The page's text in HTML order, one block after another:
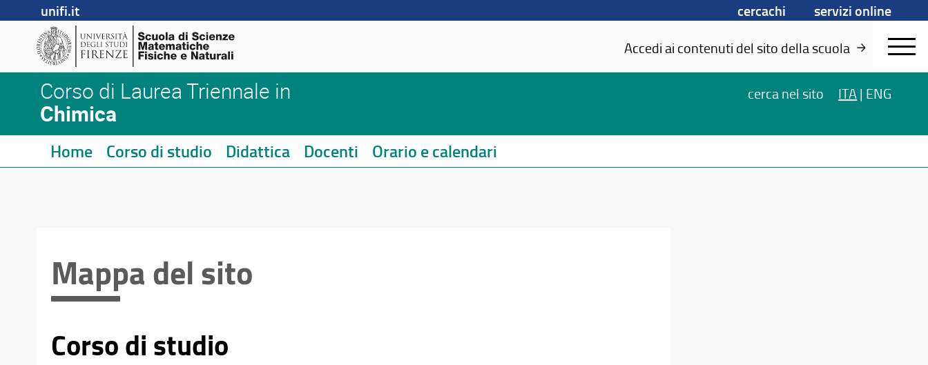
unifi.it cercachi
servizi online
Accedi ai contenuti del sito della scuola
Corso di Laurea Triennale in
Chimica
cerca nel sito ITA | ENG
Home Corso di studio Didattica Docenti Orario e calendari
Mappa del sito
Corso di studio